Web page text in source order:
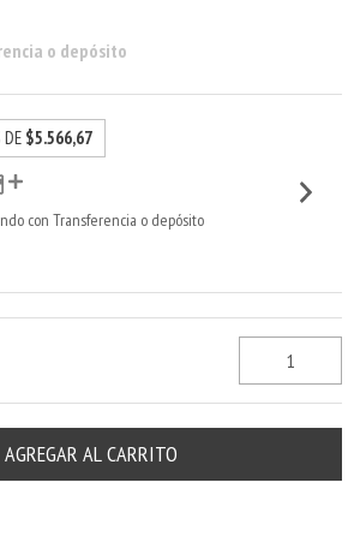
o depósito
DE $5.566,67
con Transferencia o depósito